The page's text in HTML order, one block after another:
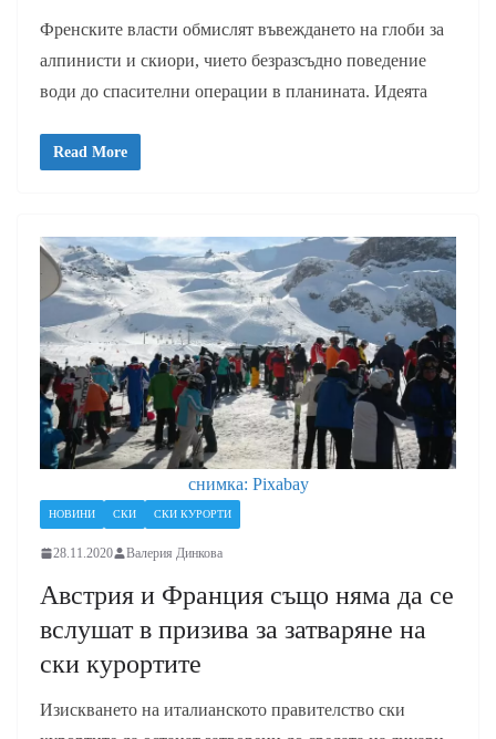
Френските власти обмислят въвеждането на глоби за
алпинисти и скиори, чието безразсъдно поведение
води до спасителни операции в планината. Идеята
Read More
снимка: Pixabay
НОВИНИ СКИ СКИ КУРОРТИ
28.11.2020 Валерия Динкова
Австрия и Франция също няма да се
вслушат в призива за затваряне на
ски курортите
Изискването на италианското правителство ски